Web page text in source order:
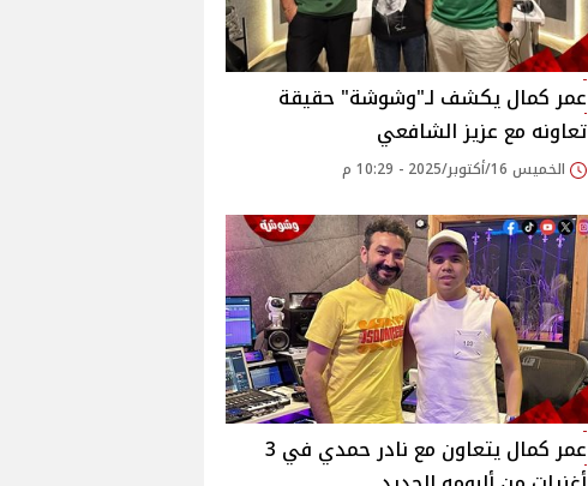
عمر كمال يكشف لـ"وشوشة" حقيقة
تعاونه مع عزيز الشافعي
الخميس 16/أكتوبر/2025 - 10:29 م
عمر كمال يتعاون مع نادر حمدي في 3